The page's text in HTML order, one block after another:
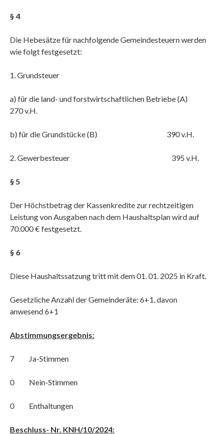
§ 4
Die Hebesätze für nachfolgende Gemeindesteuern werden
wie folgt festgesetzt:
1. Grundsteuer
a) für die land- und forstwirtschaftlichen Betriebe (A)
270 v.H.
b) für die Grundstücke (B) 390 v.H.
2. Gewerbesteuer 395 v.H.
§ 5
Der Höchstbetrag der Kassenkredite zur rechtzeitigen
Leistung von Ausgaben nach dem Haushaltsplan wird auf
70.000 € festgesetzt.
§ 6
Diese Haushaltssatzung tritt mit dem 01. 01. 2025 in Kraft.
Gesetzliche Anzahl der Gemeinderäte: 6+1, davon
anwesend 6+1
Abstimmungsergebnis:
7 Ja-Stimmen
0 Nein-Stimmen
0 Enthaltungen
Beschluss- Nr. KNH/10/2024: